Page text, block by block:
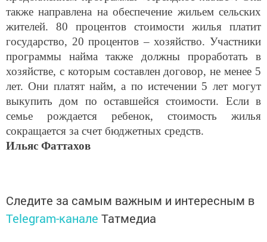
также направлена на обеспечение жильем сельских
жителей. 80 процентов стоимости жилья платит
государство, 20 процентов – хозяйство. Участники
программы найма также должны проработать в
хозяйстве, с которым составлен договор, не менее 5
лет. Они платят найм, а по истечении 5 лет могут
выкупить дом по оставшейся стоимости. Если в
семье рождается ребенок, стоимость жилья
сокращается за счет бюджетных средств.
Ильяс Фаттахов
Следите за самым важным и интересным в
Telegram-канале Татмедиа